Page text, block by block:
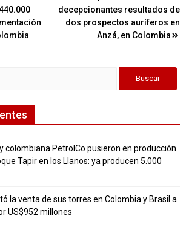
decepcionantes resultados de
dos prospectos auríferos en
Anzá, en Colombia
colombiana PetrolCo pusieron en producción
Tapir en los Llanos: ya producen 5.000
la venta de sus torres en Colombia y Brasil a
US$952 millones